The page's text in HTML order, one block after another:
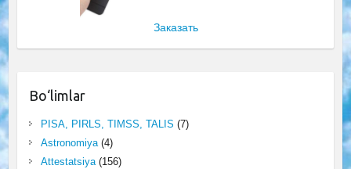
Заказать
Bo‘limlar
PISA, PIRLS, TIMSS, TALIS (7)
Astronomiya(4)
Attestatsiya(156)